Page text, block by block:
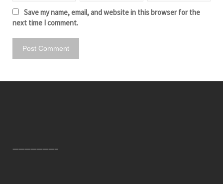
Save my name, email, and website in this browser for the
next time I comment.
———————–